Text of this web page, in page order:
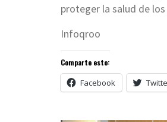
proteger la salud de los
Infoqroo
Comparte esto:
Facebook